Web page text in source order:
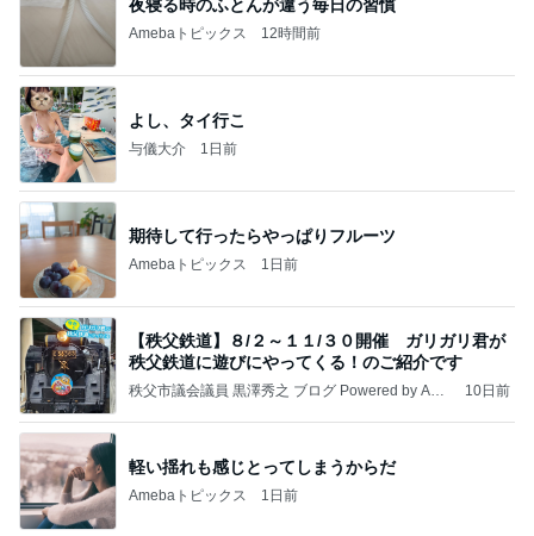
夜寝る時のふとんが違う毎日の習慣
Amebaトピックス 12時間前
よし、タイ行こ
与儀大介 1日前
期待して行ったらやっぱりフルーツ
Amebaトピックス 1日前
【秩父鉄道】８/２～１１/３０開催 ガリガリ君が
秩父鉄道に遊びにやってくる！のご紹介です
秩父市議会議員 黒澤秀之 ブログ Powered by Ame
10日前
軽い揺れも感じとってしまうからだ
Amebaトピックス 1日前